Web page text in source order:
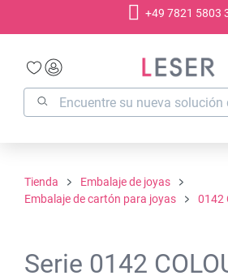
+49 7821 5803
Tienda
Embalaje de joyas
Embalaje de cartón para joyas
0142
Serie 0142